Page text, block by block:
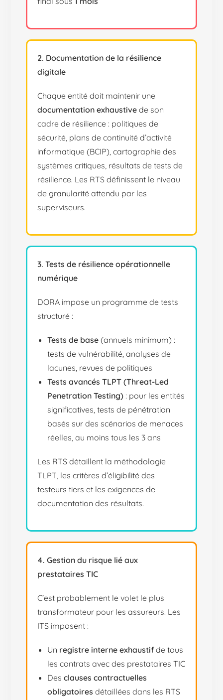
2. Documentation de la résilience
digitale
Chaque entité doit maintenir une
documentation exhaustive de son
cadre de résilience : politiques de
sécurité, plans de continuité d’activité
informatique (BCIP), cartographie des
systèmes critiques, résultats de tests de
résilience. Les RTS définissent le niveau
de granularité attendu par les
superviseurs.
3. Tests de résilience opérationnelle
numérique
DORA impose un programme de tests
structuré :
Tests de base (annuels minimum) :
tests de vulnérabilité, analyses de
lacunes, revues de politiques
Tests avancés TLPT (Threat-Led
Penetration Testing) : pour les entités
significatives, tests de pénétration
basés sur des scénarios de menaces
réelles, au moins tous les 3 ans
Les RTS détaillent la méthodologie
TLPT, les critères d’éligibilité des
testeurs tiers et les exigences de
documentation des résultats.
4. Gestion du risque lié aux
prestataires TIC
C’est probablement le volet le plus
transformateur pour les assureurs. Les
ITS imposent :
Un registre interne exhaustifde tous
les contrats avec des prestataires TIC
Desclauses contractuelles
obligatoires détaillées dans les RTS